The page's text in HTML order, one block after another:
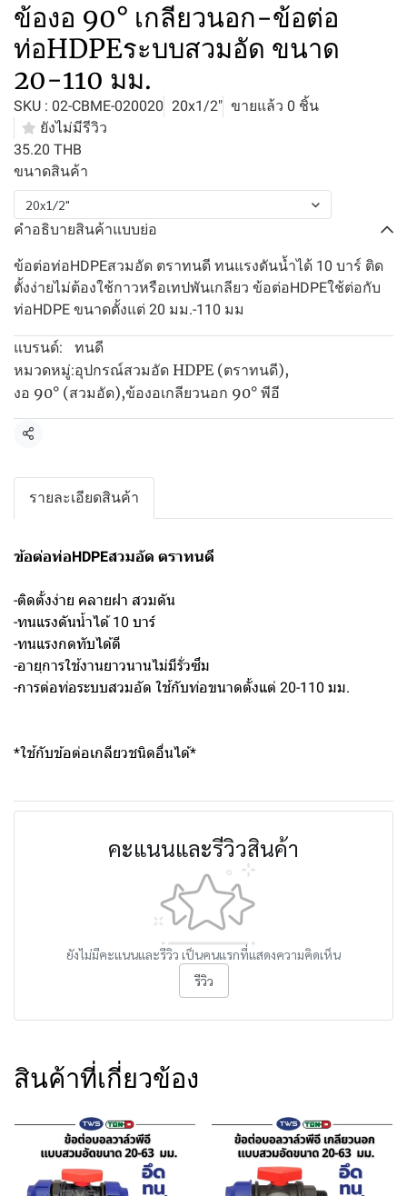
ข้องอ 90° เกลียวนอก-ข้อต่อ
ท่อHDPEระบบสวมอัด ขนาด
20-110 มม.
SKU : 02-CBME-020020 20x1/2" ขายแล้ว 0 ชิ้น
ยังไม่มีรีวิว
35.20 THB
ขนาดสินค้า
20x1/2"
คำอธิบายสินค้าแบบย่อ
ข้อต่อท่อHDPEสวมอัด ตราทนดี ทนแรงดันน้ำได้ 10 บาร์ ติด
ตั้งง่ายไม่ต้องใช้กาวหรือเทปพันเกลียว ข้อต่อHDPEใช้ต่อกับ
ท่อHDPE ขนาดตั้งแต่ 20 มม.-110 มม
แบรนด์: ทนดี
หมวดหมู่:อุปกรณ์สวมอัด HDPE (ตราทนดี),
งอ 90° (สวมอัด),ข้องอเกลียวนอก 90° พีอี
แชร์
รายละเอียดสินค้า
ข้อต่อท่อHDPEสวมอัด ตราทนดี
-ติดตั้งง่าย คลายฝา สวมดัน
-ทนแรงดันน้ำได้ 10 บาร์
-ทนแรงกดทับได้ดี
-อายุการใช้งานยาวนานไม่มีรั่วซึม
-การต่อท่อระบบสวมอัด ใช้กับท่อขนาดตั้งแต่ 20-110 มม.
*ใช้กับข้อต่อเกลียวชนิดอื่นได้*
คะแนนและรีวิวสินค้า
ยังไม่มีคะแนนและรีวิว เป็นคนแรกที่แสดงความคิดเห็น
รีวิว
สินค้าที่เกี่ยวข้อง